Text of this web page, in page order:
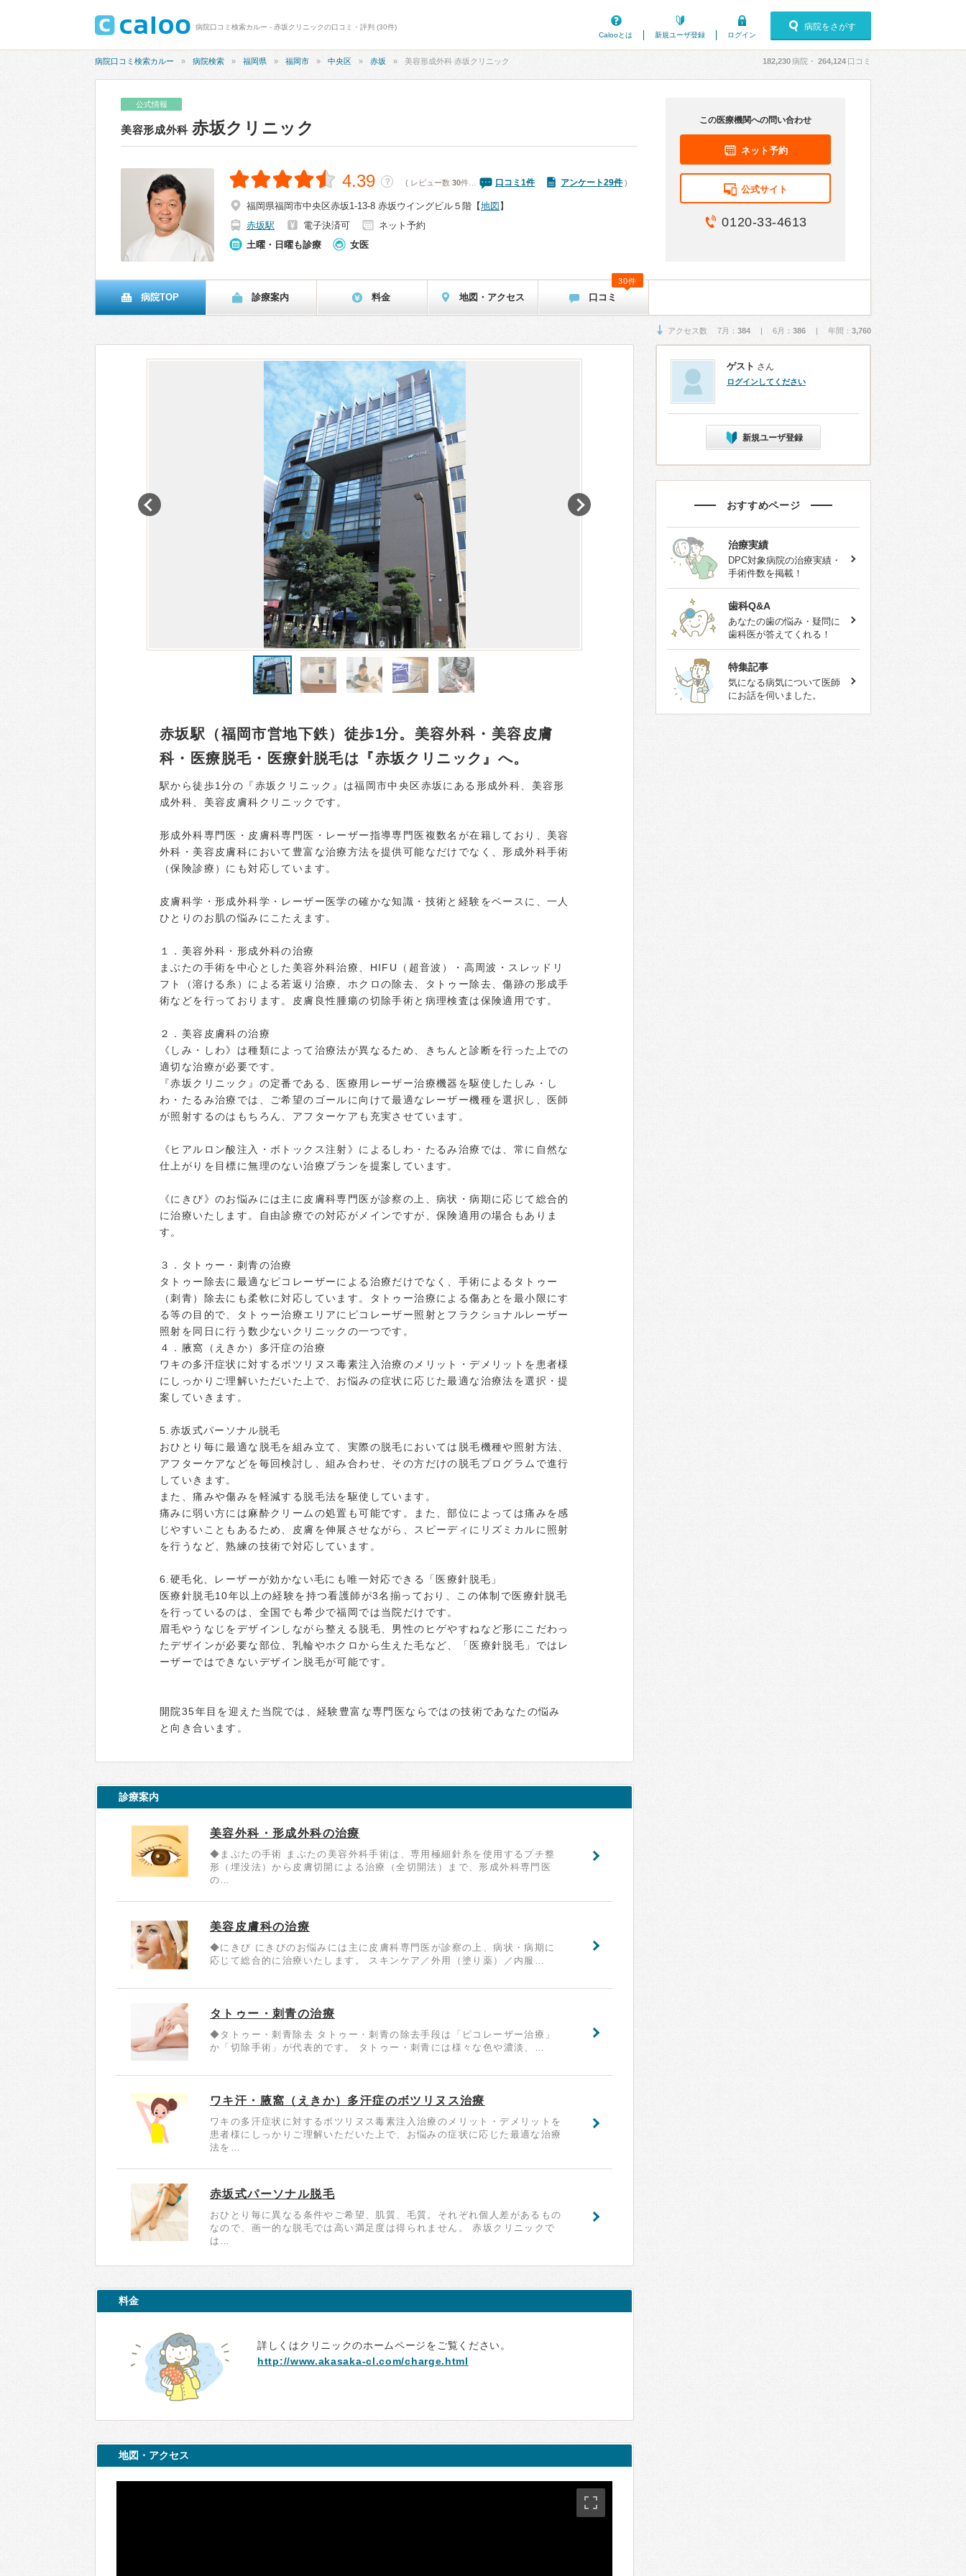
病院口コミ検索カルー - 赤坂クリニックの口コミ・評判 (30件)
Calooとは
新規ユーザ登録 ログイン
病院をさがす
病院口コミ検索カルー 病院検索 福岡県 福岡市 中央区 赤坂 美容形成外科 赤坂クリニック 182,230病院・ 264,124 口コミ
公式情報
美容形成外科 赤坂クリニック
4.39 ？ ( レビュー数 30件… 口コミ 1件 アンケート29件)
福岡県福岡市中央区赤坂1-13-8 赤坂ウイングビル５階 【地図 】
赤坂駅
電子決済可
ネット予約
土曜・日曜も診療
女医
この医療機関への問い合わせ
ネット予約
公式サイト
0120-33-4613
病院TOP 診療案内 料金 地図・アクセス 口コミ
30件
アクセス数 7月： 384 | 6月： 386 | 年間： 3,760
赤坂駅（福岡市営地下鉄）徒歩1分。美容外科・美容皮膚
科・医療脱毛・医療針脱毛は『赤坂クリニック』へ。
駅から徒歩1分の『赤坂クリニック』は福岡市中央区赤坂にある形成外科、美容形
成外科、美容皮膚科クリニックです。
形成外科専門医・皮膚科専門医・レーザー指導専門医複数名が在籍しており、美容
外科・美容皮膚科において豊富な治療方法を提供可能なだけでなく、形成外科手術
（保険診療）にも対応しています。
皮膚科学・形成外科学・レーザー医学の確かな知識・技術と経験をベースに、一人
ひとりのお肌の悩みにこたえます。
１．美容外科・形成外科の治療
まぶたの手術を中心とした美容外科治療、HIFU（超音波）・高周波・スレッドリ
フト（溶ける糸）による若返り治療、ホクロの除去、タトゥー除去、傷跡の形成手
術などを行っております。皮膚良性腫瘍の切除手術と病理検査は保険適用です。
２．美容皮膚科の治療
《しみ・しわ》は種類によって治療法が異なるため、きちんと診断を行った上での
適切な治療が必要です。
『赤坂クリニック』の定番である、医療用レーザー治療機器を駆使したしみ・し
わ・たるみ治療では、ご希望のゴールに向けて最適なレーザー機種を選択し、医師
が照射するのはもちろん、アフターケアも充実させています。
《ヒアルロン酸注入・ボトックス注射》によるしわ・たるみ治療では、常に自然な
仕上がりを目標に無理のない治療プランを提案しています。
《にきび》のお悩みには主に皮膚科専門医が診察の上、病状・病期に応じて総合的
に治療いたします。自由診療での対応がメインですが、保険適用の場合もありま
す。
３．タトゥー・刺青の治療
タトゥー除去に最適なピコレーザーによる治療だけでなく、手術によるタトゥー
（刺青）除去にも柔軟に対応しています。タトゥー治療による傷あとを最小限にす
る等の目的で、タトゥー治療エリアにピコレーザー照射とフラクショナルレーザー
照射を同日に行う数少ないクリニックの一つです。
４．腋窩（えきか）多汗症の治療
ワキの多汗症状に対するボツリヌス毒素注入治療のメリット・デメリットを患者様
にしっかりご理解いただいた上で、お悩みの症状に応じた最適な治療法を選択・提
案していきます。
5.赤坂式パーソナル脱毛
おひとり毎に最適な脱毛を組み立て、実際の脱毛においては脱毛機種や照射方法、
アフターケアなどを毎回検討し、組み合わせ、その方だけの脱毛プログラムで進行
していきます。
また、痛みや傷みを軽減する脱毛法を駆使しています。
痛みに弱い方には麻酔クリームの処置も可能です。また、部位によっては痛みを感
じやすいこともあるため、皮膚を伸展させながら、スピーディにリズミカルに照射
を行うなど、熟練の技術で対応しています。
6.硬毛化、レーザーが効かない毛にも唯一対応できる「医療針脱毛」
医療針脱毛10年以上の経験を持つ看護師が3名揃っており、この体制で医療針脱毛
を行っているのは、全国でも希少で福岡では当院だけです。
眉毛やうなじをデザインしながら整える脱毛、男性のヒゲやすねなど形にこだわっ
たデザインが必要な部位、乳輪やホクロから生えた毛など、「医療針脱毛」ではレ
ーザーではできないデザイン脱毛が可能です。
開院35年目を迎えた当院では、経験豊富な専門医ならではの技術であなたの悩み
と向き合います。
診療案内
美容外科・形成外科の治療
◆まぶたの手術 まぶたの美容外科手術は、専用極細針糸を使用するプチ整
形（埋没法）から皮膚切開による治療（全切開法）まで、形成外科専門医
の…
美容皮膚科の治療
◆にきび にきびのお悩みには主に皮膚科専門医が診察の上、病状・病期に
応じて総合的に治療いたします。 スキンケア／外用（塗り薬）／内服…
タトゥー・刺青の治療
◆タトゥー・刺青除去 タトゥー・刺青の除去手段は「ピコレーザー治療」
か「切除手術」が代表的です。 タトゥー・刺青には様々な色や濃淡、…
ワキ汗・腋窩（えきか）多汗症のボツリヌス治療
ワキの多汗症状に対するボツリヌス毒素注入治療のメリット・デメリットを
患者様にしっかりご理解いただいた上で、お悩みの症状に応じた最適な治療
法を…
赤坂式パーソナル脱毛
おひとり毎に異なる条件やご希望、肌質、毛質。それぞれ個人差があるもの
なので、画一的な脱毛では高い満足度は得られません。 赤坂クリニックで
は…
料金
詳しくはクリニックのホームページをご覧ください。
http://www.akasaka-cl.com/charge.html
地図・アクセス
ゲスト さん
ログインしてください
新規ユーザ登録
おすすめページ
治療実績
DPC対象病院の治療実績・
手術件数を掲載！
歯科Q&A
あなたの歯の悩み・疑問に
歯科医が答えてくれる！
特集記事
気になる病気について医師
にお話を伺いました。